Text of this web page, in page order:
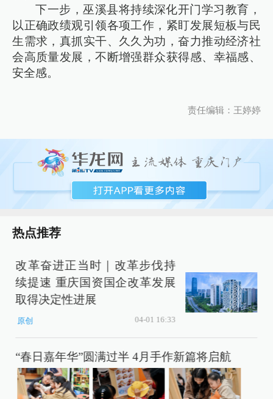
下一步，巫溪县将持续深化开门学习教育，
以正确政绩观引领各项工作，紧盯发展短板与民
生需求，真抓实干、久久为功，奋力推动经济社
会高质量发展，不断增强群众获得感、幸福感、
安全感。
责任编辑：王婷婷
热点推荐
改革奋进正当时｜改革步伐持
续提速 重庆国资国企改革发展
取得决定性进展
原创 04-01 16:33
“春日嘉年华”圆满过半 4月手作新篇将启航